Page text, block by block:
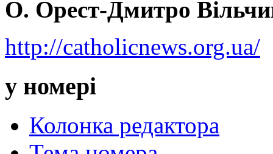
О. Орест-Дмитро
http://catholicnews.org.ua/
у номері
Колонка редактора